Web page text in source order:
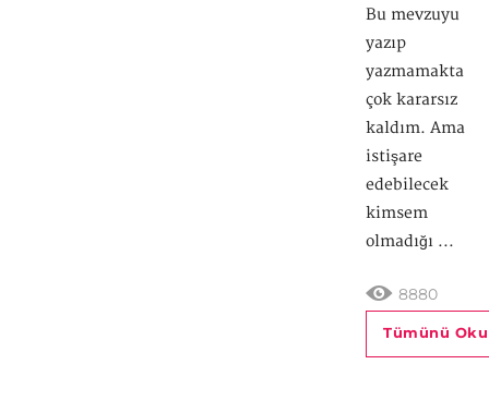
Bu mevzuyu
yazıp
yazmamakta
çok kararsız
kaldım. Ama
istişare
edebilecek
kimsem
olmadığı ...
8880
Tümünü Oku